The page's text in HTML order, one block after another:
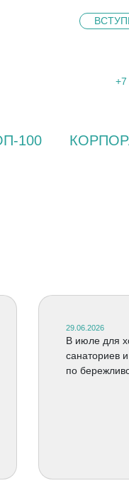
+7
100
29.06.2026
В июле для
санаториев
по